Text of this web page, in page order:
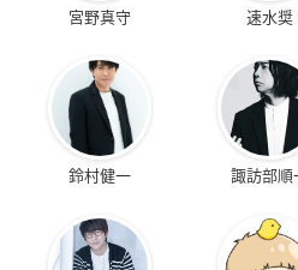
宮野真守 速水奨
鈴村健一 諏訪部順